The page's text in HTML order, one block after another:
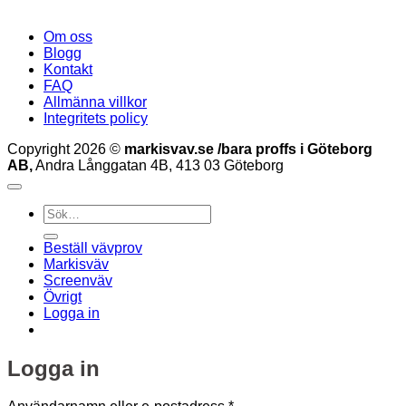
Om oss
Blogg
Kontakt
FAQ
Allmänna villkor
Integritets policy
Copyright 2026 © markisvav.se /bara proffs i Göteborg
AB,Andra Långgatan 4B, 413 03 Göteborg
Sök
efter:
Beställ vävprov
Markisväv
Screenväv
Övrigt
Logga in
Logga in